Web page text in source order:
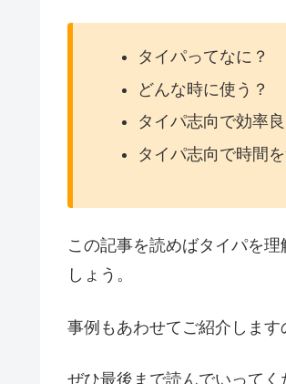
タイパってなに？
どんな時に使う？
タイパ志向で効率
タイパ志向で時間
この記事を読めばタイパを理
しょう。
事例もあわせてご紹介しま
ぜひ最後まで読んでいってく